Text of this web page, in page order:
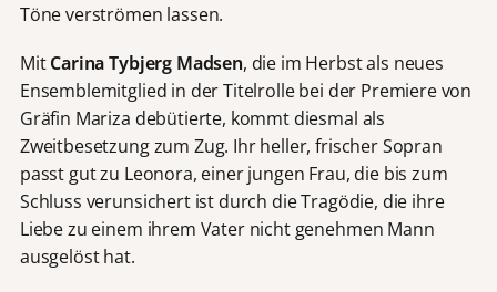
Töne verströmen lassen.
MitCarina Tybjerg Madsen, die im Herbst als neues
Ensemblemitglied in der Titelrolle bei der Premiere von
Gräfin Mariza debütierte, kommt diesmal als
Zweitbesetzung zum Zug. Ihr heller, frischer Sopran
passt gut zu Leonora, einer jungen Frau, die bis zum
Schluss verunsichert ist durch die Tragödie, die ihre
Liebe zu einem ihrem Vater nicht genehmen Mann
ausgelöst hat.